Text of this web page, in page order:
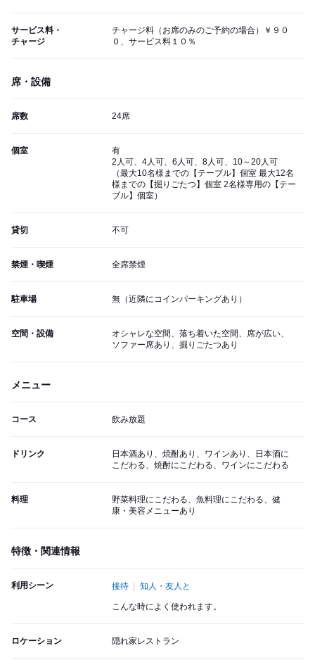
サービス料・
チャージ
チャージ料（お席のみのご予約の場合）￥９０
０、サービス料１０％
席・設備
席数 24席
個室
有
2人可、4人可、6人可、8人可、10～20人可
（最大10名様までの【テーブル】個室 最大12名
様までの【掘りごたつ】個室 2名様専用の【テー
ブル】個室）
貸切 不可
禁煙・喫煙 全席禁煙
駐車場 無（近隣にコインパーキングあり）
空間・設備
オシャレな空間、落ち着いた空間、席が広い、
ソファー席あり、掘りごたつあり
メニュー
コース 飲み放題
ドリンク
日本酒あり、焼酎あり、ワインあり、日本酒に
こだわる、焼酎にこだわる、ワインにこだわる
料理
野菜料理にこだわる、魚料理にこだわる、健
康・美容メニューあり
特徴・関連情報
利用シーン 接待 知人・友人と
こんな時によく使われます。
ロケーション 隠れ家レストラン